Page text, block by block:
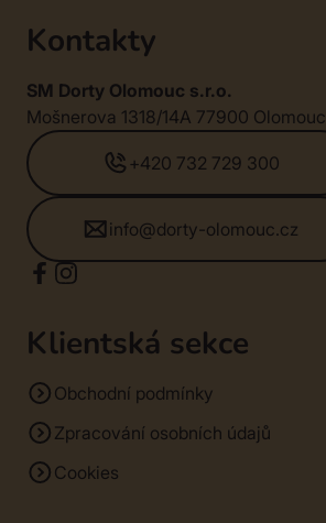
Kontakty
SM Dorty Olomouc s.r.o.
Mošnerova 1318/14A 77900 Olomouc
+420 732 729 300
info@dorty-olomouc.cz
Klientská sekce
Obchodní podmínky
Zpracování osobních údajů
Cookies